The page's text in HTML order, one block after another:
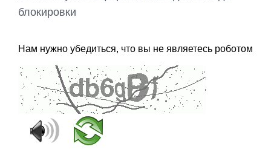
блокировки
Нам нужно убедиться, что вы не являетесь роботом